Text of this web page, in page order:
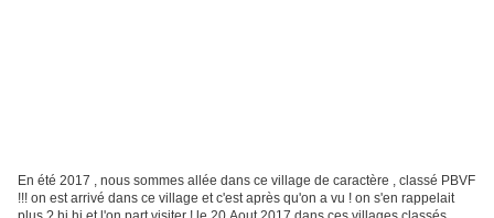
En été 2017 , nous sommes allée dans ce village de caractère , classé PBVF
!!! on est arrivé dans ce village et c'est après qu'on a vu ! on s'en rappelait